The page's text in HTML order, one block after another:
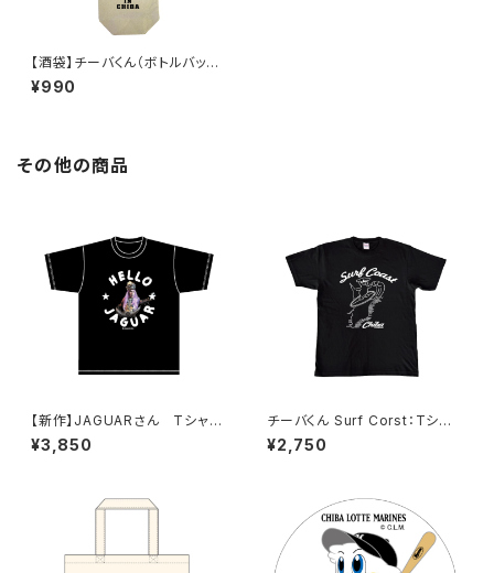
【酒袋】チーバくん（ボトルバッグ、
ワインバッグ、ラッピングバッグ）
Design3
¥990
その他の商品
【新作】JAGUARさん Tシャツ
（HELLO JAGUAR）Black
¥3,850
チーバくん Surf Corst：Tシャ
ツ（Black）
¥2,750